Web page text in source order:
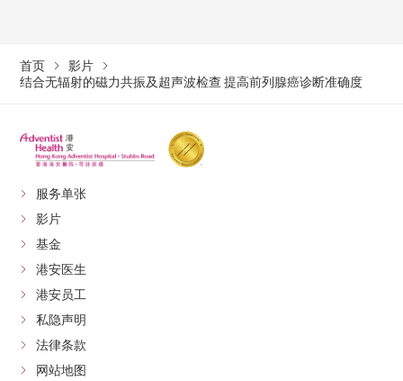
首页
影片
结合无辐射的磁力共振及超声波检查 提高前列腺癌诊断准确度
服务单张
影片
基金
港安医生
港安员工
私隐声明
法律条款
网站地图